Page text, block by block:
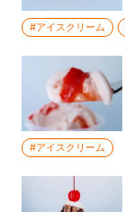
#アイスクリーム
#アイスクリーム